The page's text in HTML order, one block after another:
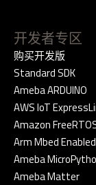
开发者专区
购买开发版
Standard SDK
Ameba ARDUINO
AWS IoT
Amazon
Arm Mbed Enabled
Ameba
Ameba Matter